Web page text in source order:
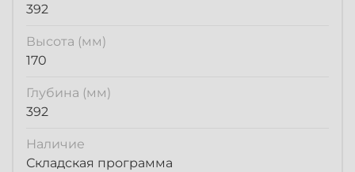
392
Высота (мм)
170
Глубина (мм)
392
Наличие
Складская программа